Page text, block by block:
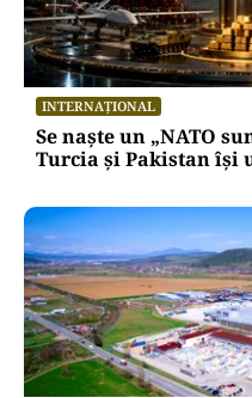
INTERNAȚIONAL
Se naște un „NATO
Turcia și Pakistan își